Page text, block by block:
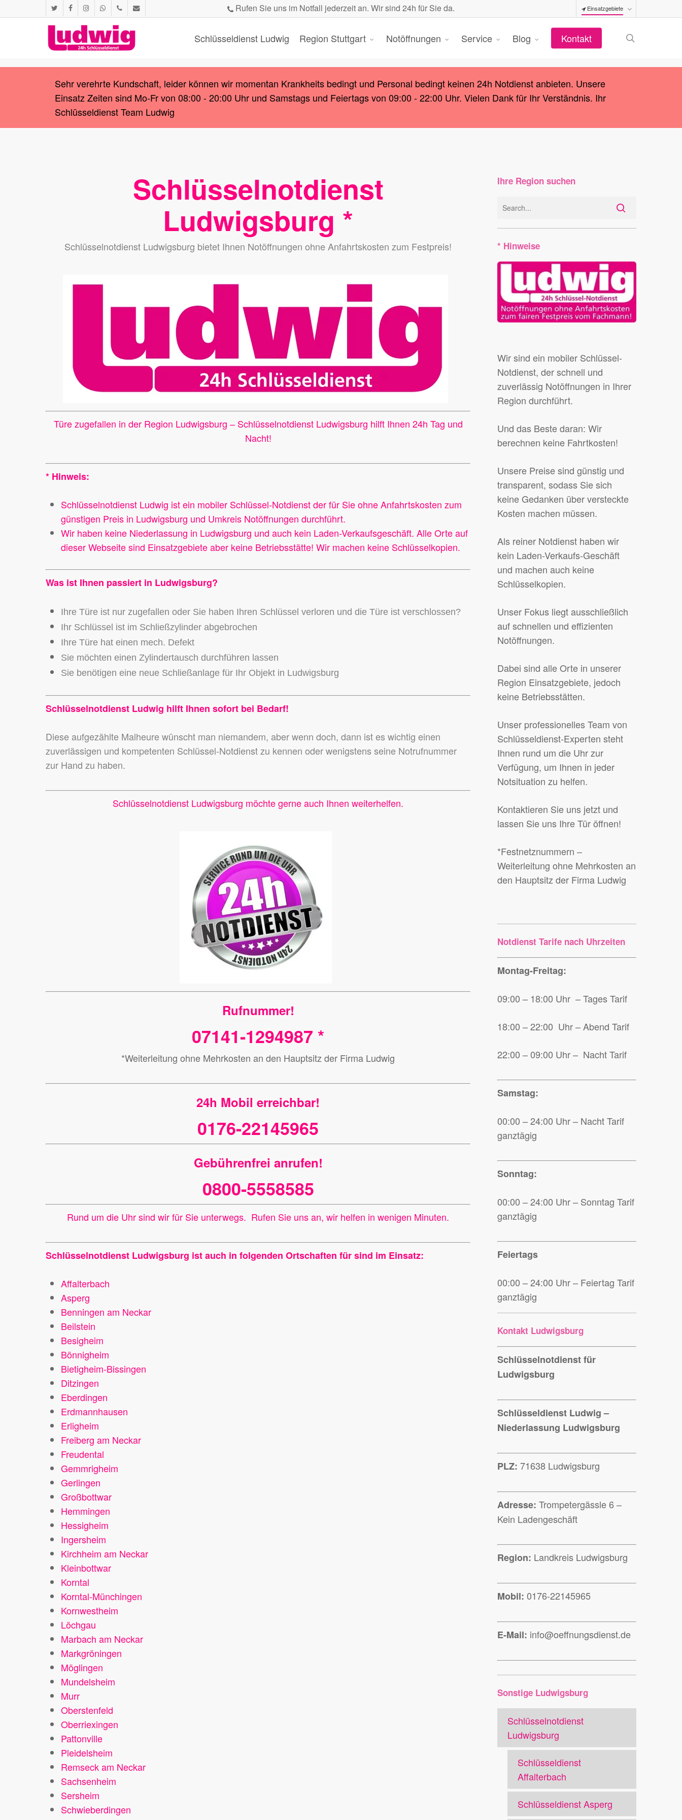
to
twitter facebookinstagramwhatsappphone email Rufen Sie uns im Notfall jederzeit an. Wir sind 24h für Sie da. Einsatzgebiete
Schlüsseldienst Ludwig Region Stuttgart Notöffnungen Service Blog Kontakt
Sehr verehrte Kundschaft, leider können wir momentan Krankheits bedingt und Personal bedingt keinen 24h Notdienst anbieten. Unsere
Einsatz Zeiten sind Mo-Fr von 08:00 - 20:00 Uhr und Samstags und Feiertags von 09:00 - 22:00 Uhr. Vielen Dank für Ihr Verständnis. Ihr
Schlüsseldienst Team Ludwig
Schlüsselnotdienst
Ludwigsburg *
Schlüsselnotdienst Ludwigsburg bietet Ihnen Notöffnungen ohne Anfahrtskosten zum Festpreis!
Türe zugefallen in der Region Ludwigsburg – Schlüsselnotdienst Ludwigsburg hilft Ihnen 24h Tag und
Nacht!
* Hinweis:
Schlüsselnotdienst Ludwig ist ein mobiler Schlüssel-Notdienst der für Sie ohne Anfahrtskosten zum
günstigen Preis in Ludwigsburg und Umkreis Notöffnungen durchführt.
Wir haben keine Niederlassung in Ludwigsburg und auch kein Laden-Verkaufsgeschäft. Alle Orte auf
dieser Webseite sind Einsatzgebiete aber keine Betriebsstätte! Wir machen keine Schlüsselkopien.
Was ist Ihnen passiert in Ludwigsburg?
Ihre Türe ist nur zugefallen oder Sie haben Ihren Schlüssel verloren und die Türe ist verschlossen?
Ihr Schlüssel ist im Schließzylinder abgebrochen
Ihre Türe hat einen mech. Defekt
Sie möchten einen Zylindertausch durchführen lassen
Sie benötigen eine neue Schließanlage für Ihr Objekt in Ludwigsburg
Schlüsselnotdienst Ludwig hilft Ihnen sofort bei Bedarf!
Diese aufgezählte Malheure wünscht man niemandem, aber wenn doch, dann ist es wichtig einen
zuverlässigen und kompetenten Schlüssel-Notdienst zu kennen oder wenigstens seine Notrufnummer
zur Hand zu haben.
Schlüsselnotdienst Ludwigsburg möchte gerne auch Ihnen weiterhelfen.
Rufnummer!
07141-1294987 *
*Weiterleitung ohne Mehrkosten an den Hauptsitz der Firma Ludwig
24h Mobil erreichbar!
0176-22145965
Gebührenfrei anrufen!
0800-5558585
Rund um die Uhr sind wir für Sie unterwegs. Rufen Sie uns an, wir helfen in wenigen Minuten.
Schlüsselnotdienst Ludwigsburg ist auch in folgenden Ortschaften für sind im Einsatz:
Affalterbach
Asperg
Benningen am Neckar
Beilstein
Besigheim
Bönnigheim
Bietigheim-Bissingen
Ditzingen
Eberdingen
Erdmannhausen
Erligheim
Freiberg am Neckar
Freudental
Gemmrigheim
Gerlingen
Großbottwar
Hemmingen
Hessigheim
Ingersheim
Kirchheim am Neckar
Kleinbottwar
Korntal
Korntal-Münchingen
Kornwestheim
Löchgau
Marbach am Neckar
Markgröningen
Möglingen
Mundelsheim
Murr
Oberstenfeld
Oberriexingen
Pattonville
Pleidelsheim
Remseck am Neckar
Sachsenheim
Sersheim
Schwieberdingen
Ihre Region suchen
* Hinweise
Wir sind ein mobiler Schlüssel-
Notdienst, der schnell und
zuverlässig Notöffnungen in Ihrer
Region durchführt.
Und das Beste daran: Wir
berechnen keine Fahrtkosten!
Unsere Preise sind günstig und
transparent, sodass Sie sich
keine Gedanken über versteckte
Kosten machen müssen.
Als reiner Notdienst haben wir
kein Laden-Verkaufs-Geschäft
und machen auch keine
Schlüsselkopien.
Unser Fokus liegt ausschließlich
auf schnellen und effizienten
Notöffnungen.
Dabei sind alle Orte in unserer
Region Einsatzgebiete, jedoch
keine Betriebsstätten.
Unser professionelles Team von
Schlüsseldienst-Experten steht
Ihnen rund um die Uhr zur
Verfügung, um Ihnen in jeder
Notsituation zu helfen.
Kontaktieren Sie uns jetzt und
lassen Sie uns Ihre Tür öffnen!
*Festnetznummern –
Weiterleitung ohne Mehrkosten an
den Hauptsitz der Firma Ludwig
Notdienst Tarife nach Uhrzeiten
Montag-Freitag:
09:00 – 18:00 Uhr – Tages Tarif
18:00 – 22:00 Uhr – Abend Tarif
22:00 – 09:00 Uhr – Nacht Tarif
Samstag:
00:00 – 24:00 Uhr – Nacht Tarif
ganztägig
Sonntag:
00:00 – 24:00 Uhr – Sonntag Tarif
ganztägig
Feiertags
00:00 – 24:00 Uhr – Feiertag Tarif
ganztägig
Kontakt Ludwigsburg
Schlüsselnotdienst für
Ludwigsburg
Schlüsseldienst Ludwig –
Niederlassung Ludwigsburg
PLZ: 71638 Ludwigsburg
Adresse: Trompetergässle 6 –
Kein Ladengeschäft
Region: Landkreis Ludwigsburg
Mobil: 0176-22145965
E-Mail: info@oeffnungsdienst.de
Sonstige Ludwigsburg
Schlüsselnotdienst
Ludwigsburg
Schlüsseldienst
Affalterbach
Schlüsseldienst Asperg